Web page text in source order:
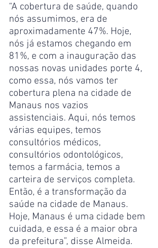
“A cobertura de saúde, quando
nós assumimos, era de
aproximadamente 47%. Hoje,
nós já estamos chegando em
81%, e com a inauguração das
nossas novas unidades porte 4,
como essa, nós vamos ter
cobertura plena na cidade de
Manaus nos vazios
assistenciais. Aqui, nós temos
várias equipes, temos
consultórios médicos,
consultórios odontológicos,
temos a farmácia, temos a
carteira de serviços completa.
Então, é a transformação da
saúde na cidade de Manaus.
Hoje, Manaus é uma cidade bem
cuidada, e essa é a maior obra
da prefeitura”, disse Almeida.